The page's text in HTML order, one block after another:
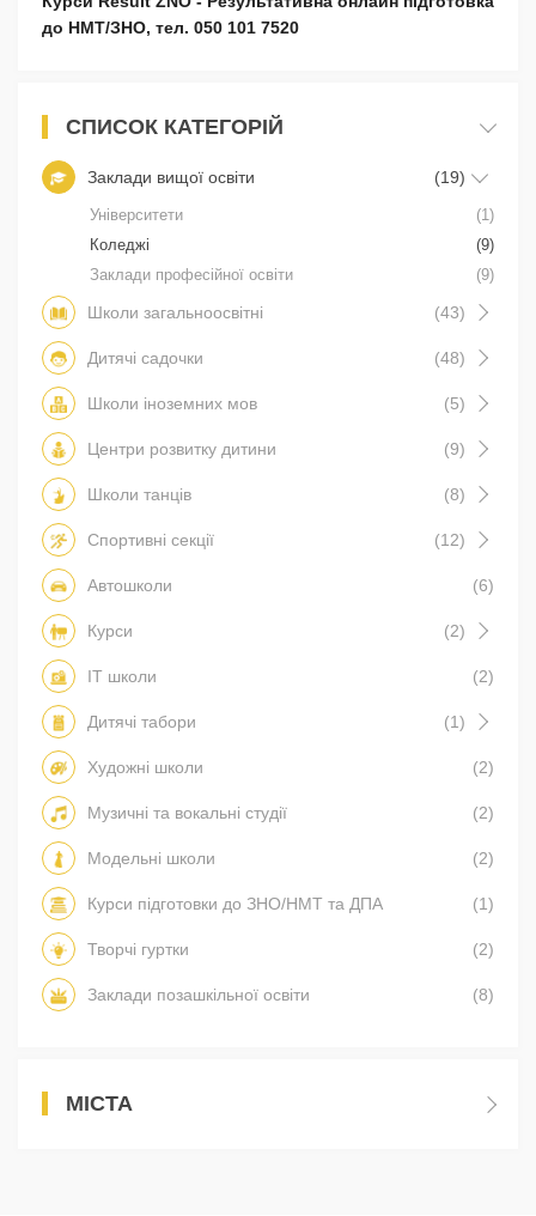
СПИСОК КАТЕГОРІЙ
Заклади вищої освіти (19)
Університети
(1)
Коледжі
(9)
Заклади професійної освіти
(9)
Школи загальноосвітні (43)
Дитячі садочки (48)
Школи іноземних мов (5)
Центри розвитку дитини (9)
Школи танців (8)
Спортивні секції (12)
Автошколи (6)
Курси (2)
IT школи (2)
Дитячі табори (1)
Художні школи (2)
Музичні та вокальні студії (2)
Модельні школи (2)
Курси підготовки до ЗНО/НМТ та ДПА (1)
Творчі гуртки (2)
Заклади позашкільної освіти (8)
МІСТА
до НМТ/ЗНО, тел. 050 101 7520